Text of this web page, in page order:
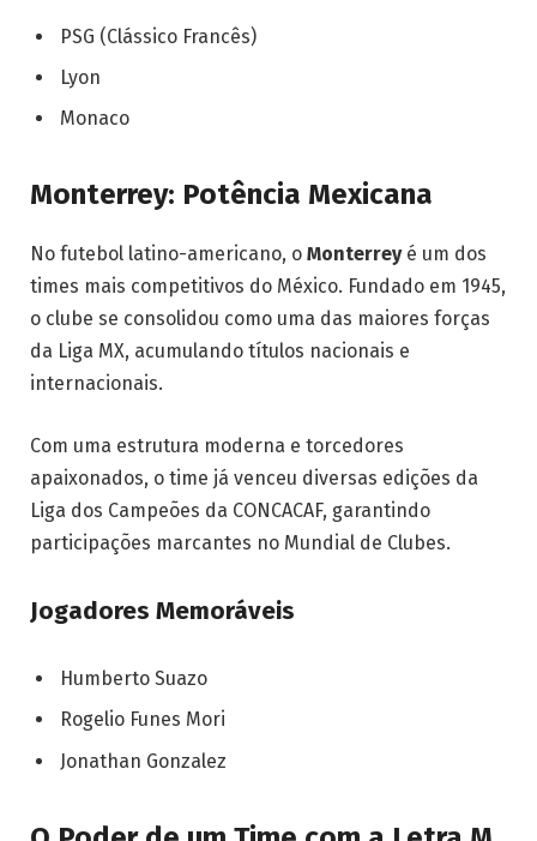
PSG (Clássico Francês)
Lyon
Monaco
Monterrey: Potência Mexicana
No futebol latino-americano, o Monterreyé um dos
times mais competitivos do México. Fundado em 1945,
o clube se consolidou como uma das maiores forças
da Liga MX, acumulando títulos nacionais e
internacionais.
Com uma estrutura moderna e torcedores
apaixonados, o time já venceu diversas edições da
Liga dos Campeões da CONCACAF, garantindo
participações marcantes no Mundial de Clubes.
Jogadores Memoráveis
Humberto Suazo
Rogelio Funes Mori
Jonathan Gonzalez